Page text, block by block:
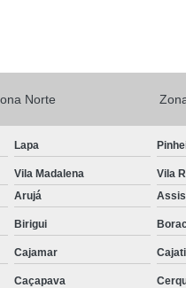
Locação de Lençol São
de Banho Adulto
de Banho Casal
Aluguel
de Banho
Locação
de Banho e Rosto
Norte
Lapa
Vila Madalena Vila
Arujá Assis
Birigui
Cajamar Cajati
Caçapava